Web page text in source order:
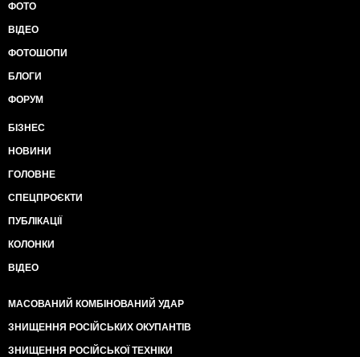
ФОТО
ВІДЕО
ФОТОШОПИ
БЛОГИ
ФОРУМ
БІЗНЕС
НОВИНИ
ГОЛОВНЕ
СПЕЦПРОЄКТИ
ПУБЛІКАЦІЇ
КОЛОНКИ
ВІДЕО
МАСОВАНИЙ КОМБІНОВАНИЙ УДАР
ЗНИЩЕННЯ РОСІЙСЬКИХ ОКУПАНТІВ
ЗНИЩЕННЯ РОСІЙСЬКОЇ ТЕХНІКИ